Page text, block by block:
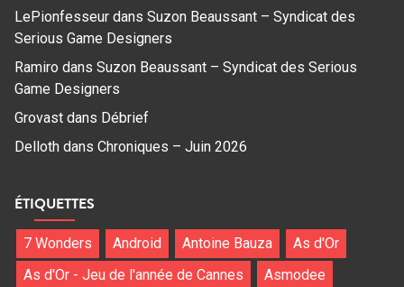
LePionfesseur dans Suzon Beaussant – Syndicat des
Serious Game Designers
Ramiro dans Suzon Beaussant – Syndicat des Serious
Game Designers
Grovast dans Débrief
Delloth dans Chroniques – Juin 2026
ÉTIQUETTES
7 Wonders Android Antoine Bauza
As d'Or
As d'Or - Jeu de l'année de Cannes
Asmodee